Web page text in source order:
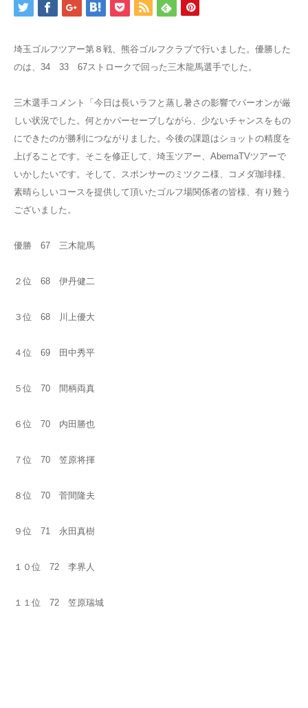
埼玉ゴルフツアー第８戦、熊谷ゴルフクラブで行いました。優勝した
のは、34 33 67ストロークで回った三木龍馬選手でした。
三木選手コメント「今日は長いラフと蒸し暑さの影響でパーオンが厳
しい状況でした。何とかパーセーブしながら、少ないチャンスをもの
にできたのが勝利につながりました。今後の課題はショットの精度を
上げることです。そこを修正して、埼玉ツアー、AbemaTVツアーで
いかしたいです。そして、スポンサーのミツクニ様、コメダ珈琲様、
素晴らしいコースを提供して頂いたゴルフ場関係者の皆様、有り難う
ございました。
優勝 67 三木龍馬
２位 68 伊丹健二
３位 68 川上優大
４位 69 田中秀平
５位 70 間柄両真
６位 70 内田勝也
７位 70 笠原将揮
８位 70 菅間隆夫
９位 71 永田真樹
１０位 72 李界人
１１位 72 笠原瑞城